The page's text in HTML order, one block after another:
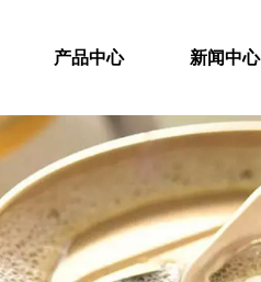
产品中心 新闻中心